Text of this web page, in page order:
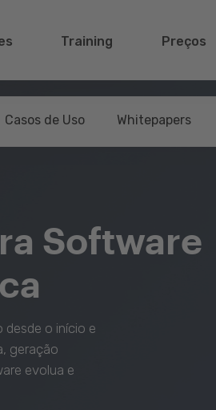
Training Preços
Casos de Uso Whitepapers
Software
desde o início e
geração
evolua e